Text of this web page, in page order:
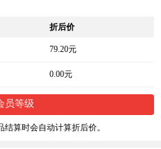
折后价
79.20元
0.00元
员等级
算时会自动计算折后价。